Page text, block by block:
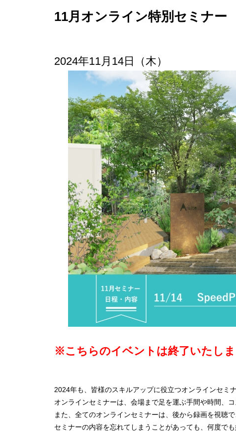
第18回 受賞作品
第16回 応募サイト
第15回 受賞作品
11月オンライン特別セミナー
2024年11月14日（木）
※こちらのイベントは終了いたし
2024年も、皆様のスキルアップに役立つオンラインセミ
オンラインセミナーは、会場まで足を運ぶ手間や時間、
また、全てのオンラインセミナーは、後から録画を視聴で
セミナーの内容を忘れてしまうことがあっても、何度でも